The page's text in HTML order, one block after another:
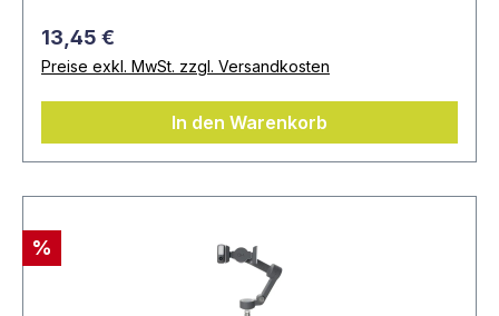
13,45 €
Preise exkl. MwSt. zzgl. Versandkosten
In den Warenkorb
%